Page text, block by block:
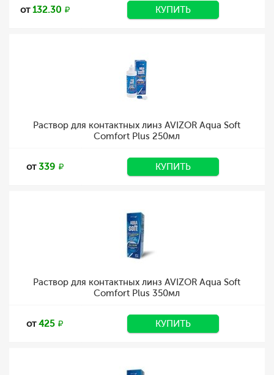
от132.30 КУПИТЬ
Раствор для контактных линз AVIZOR Aqua Soft
Comfort Plus 250мл
от339 КУПИТЬ
Раствор для контактных линз AVIZOR Aqua Soft
Comfort Plus 350мл
от425 КУПИТЬ